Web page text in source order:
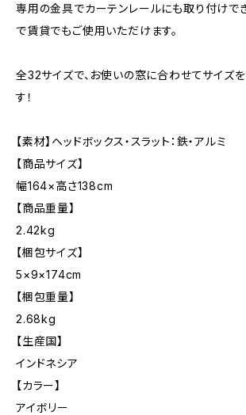
専用の金具でカーテンレールにも取り付けで
で賃貸でもご使用いただけます。
全32サイズで、お使いの窓に合わせてサイズ
す！
【素材】ヘッドボックス・スラット：鉄・アルミ
【商品サイズ】
幅164×高さ138cm
【商品重量】
2.42kg
【梱包サイズ】
5×9×174cm
【梱包重量】
2.68kg
【生産国】
インドネシア
【カラー】
アイボリー